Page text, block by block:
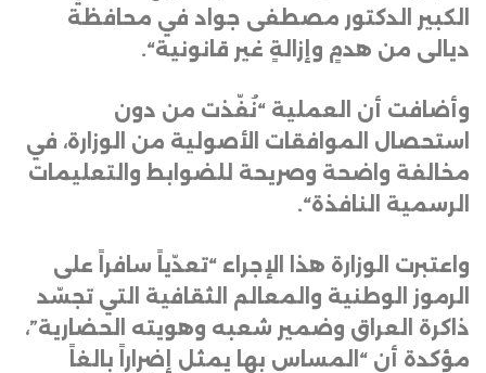
الكبير الدكتور مصطفى جواد في محافظة
ديالى من هدمٍ وإزالةٍ غير قانونية“.
وأضافت أن العملية “نُفّذت من دون
استحصال الموافقات الأصولية من الوزارة، في
مخالفة واضحة وصريحة للضوابط والتعليمات
الرسمية النافذة“.
واعتبرت الوزارة هذا الإجراء “تعدّياً سافراً على
الرموز الوطنية والمعالم الثقافية التي تجسّد
ذاكرة العراق وضمير شعبه وهويته الحضارية”،
مؤكدة أن “المساس بها يمثل إضراراً بالغاً